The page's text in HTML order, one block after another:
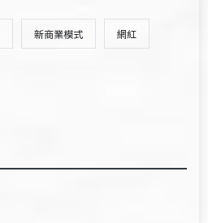
新商業模式 網紅